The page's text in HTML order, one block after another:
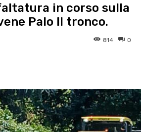
in corso sulla
Palo II tronco.
0
814